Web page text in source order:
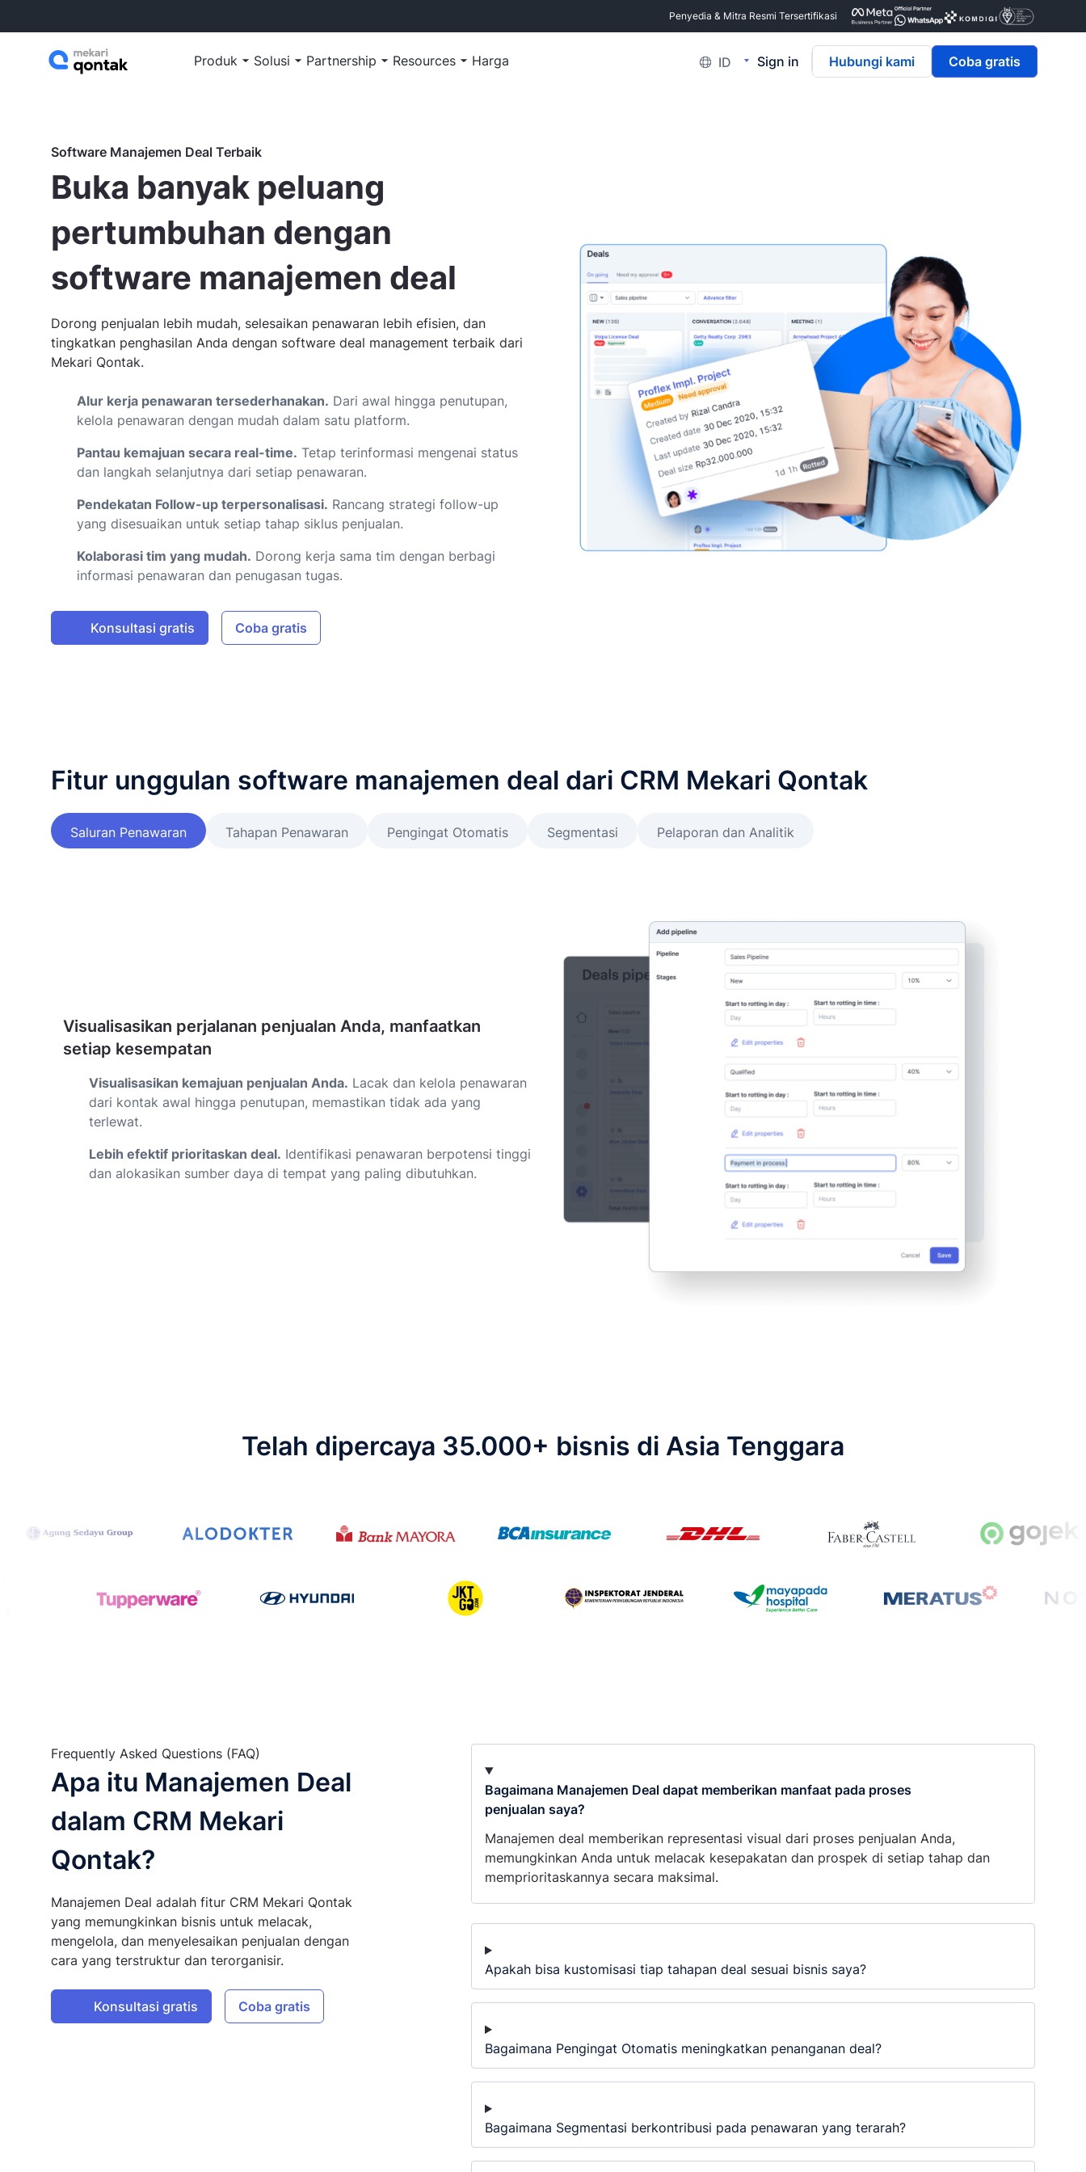
Penyedia & Mitra Resmi Tersertifikasi
Produk Solusi Partnership Resources Harga ID Sign in Hubungi kami Coba gratis
Software Manajemen Deal Terbaik
Buka banyak peluang
pertumbuhan dengan
software manajemen deal
Dorong penjualan lebih mudah, selesaikan penawaran lebih efisien, dan
tingkatkan penghasilan Anda dengan software deal management terbaik dari
Mekari Qontak.
Alur kerja penawaran tersederhanakan. Dari awal hingga penutupan,
kelola penawaran dengan mudah dalam satu platform.
Pantau kemajuan secara real-time. Tetap terinformasi mengenai status
dan langkah selanjutnya dari setiap penawaran.
Pendekatan Follow-up terpersonalisasi. Rancang strategi follow-up
yang disesuaikan untuk setiap tahap siklus penjualan.
Kolaborasi tim yang mudah. Dorong kerja sama tim dengan berbagi
informasi penawaran dan penugasan tugas.
Konsultasi gratis Coba gratis
Fitur unggulan software manajemen deal dari CRM Mekari Qontak
Saluran Penawaran Tahapan Penawaran Pengingat Otomatis Segmentasi Pelaporan dan Analitik
Visualisasikan perjalanan penjualan Anda, manfaatkan
setiap kesempatan
Visualisasikan kemajuan penjualan Anda. Lacak dan kelola penawaran
dari kontak awal hingga penutupan, memastikan tidak ada yang
terlewat.
Lebih efektif prioritaskan deal. Identifikasi penawaran berpotensi tinggi
dan alokasikan sumber daya di tempat yang paling dibutuhkan.
Telah dipercaya 35.000+ bisnis di Asia Tenggara
Frequently Asked Questions (FAQ)
Apa itu Manajemen Deal
dalam CRM Mekari
Qontak?
Manajemen Deal adalah fitur CRM Mekari Qontak
yang memungkinkan bisnis untuk melacak,
mengelola, dan menyelesaikan penjualan dengan
cara yang terstruktur dan terorganisir.
Konsultasi gratis Coba gratis
Bagaimana Manajemen Deal dapat memberikan manfaat pada proses
penjualan saya?
Manajemen deal memberikan representasi visual dari proses penjualan Anda,
memungkinkan Anda untuk melacak kesepakatan dan prospek di setiap tahap dan
memprioritaskannya secara maksimal.
Apakah bisa kustomisasi tiap tahapan deal sesuai bisnis saya?
Bagaimana Pengingat Otomatis meningkatkan penanganan deal?
Bagaimana Segmentasi berkontribusi pada penawaran yang terarah?